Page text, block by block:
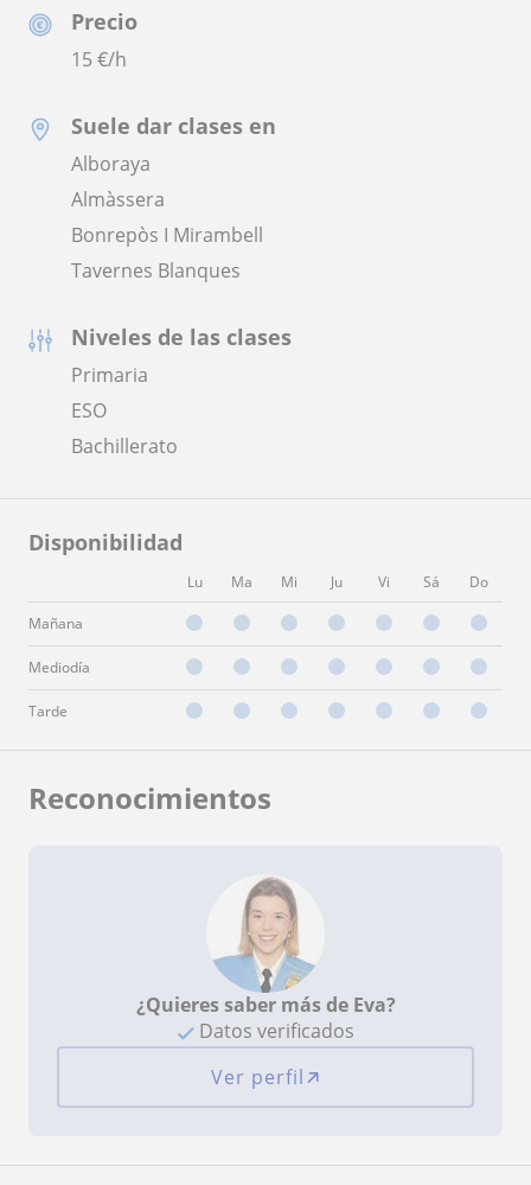
Precio
15€/h
Suele dar clases en
Alboraya
Almàssera
Bonrepòs I Mirambell
Tavernes Blanques
Niveles de las clases
Primaria
ESO
Bachillerato
Disponibilidad
Lu Ma Mi Ju Vi Sá Do
Mañana
Mediodía
Tarde
Reconocimientos
¿Quieres saber más de Eva?
Datos verificados
Ver perfil